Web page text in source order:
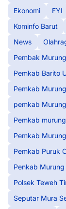
Ekonomi
FYI
Kominfo Barut
News
Pembak
Pemkab Barito
Pemkab
pemkab
Pemkab
Pemkab
Pemkab Puruk
Penkab Murung
Polsek Teweh
Seputar Mura